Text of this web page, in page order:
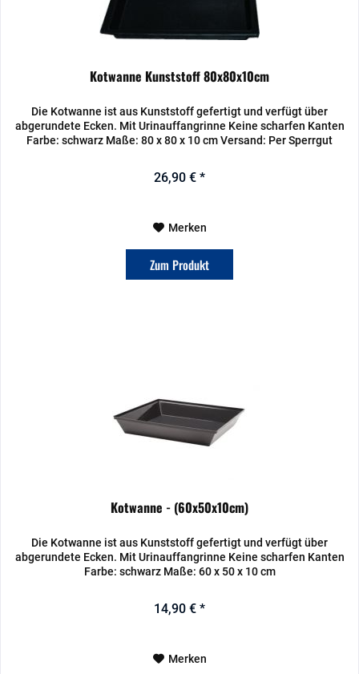
Kotwanne Kunststoff 80x80x10cm
Die Kotwanne ist aus Kunststoff gefertigt und verfügt über
abgerundete Ecken. Mit Urinauffangrinne Keine scharfen Kanten
Farbe: schwarz Maße: 80 x 80 x 10 cm Versand: Per Sperrgut
26,90 € *
Merken
Zum Produkt
Kotwanne - (60x50x10cm)
Die Kotwanne ist aus Kunststoff gefertigt und verfügt über
abgerundete Ecken. Mit Urinauffangrinne Keine scharfen Kanten
Farbe: schwarz Maße: 60 x 50 x 10 cm
14,90 € *
Merken